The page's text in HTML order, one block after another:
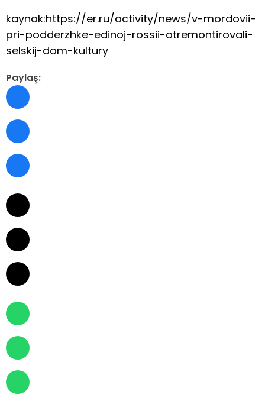
kaynak:https://er.ru/activity/news/v-mordovii-
pri-podderzhke-edinoj-rossii-otremontirovali-
selskij-dom-kultury
Paylaş: